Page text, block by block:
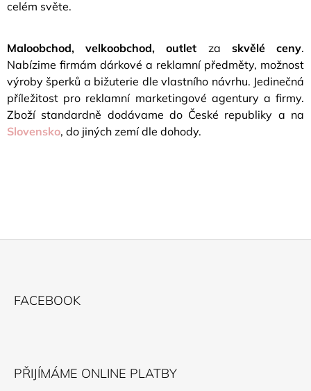
celém světe.
Maloobchod, velkoobchod, outlet za skvělé ceny.
Nabízime firmám dárkové a reklamní předměty, možnost
výroby šperků a bižuterie dle vlastního návrhu. Jedinečná
příležitost pro reklamní marketingové agentury a firmy.
Zboží standardně dodávame do České republiky a na
Slovensko, do jiných zemí dle dohody.
FACEBOOK
PŘIJÍMÁME ONLINE PLATBY